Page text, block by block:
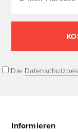
Die
Informieren